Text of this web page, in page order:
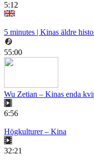
5:12
5 minutes | Kinas äldre
55:00
Wu Zetian – Kinas enda
6:56
Högkulturer – Kina
32:21